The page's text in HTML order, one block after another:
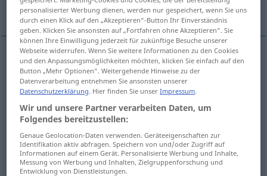
ill-assorted, unorganized -s-, disorganized -s-
disordered ungeordnetPapiere, Seiten etc
disarranged ungeordnet Papiere, Seiten etc
unarranged
personalisierter Werbung dienen, werden nur gespeichert, wenn Sie uns
durch einen Klick auf den „Akzeptieren“-Button Ihr Einverständnis
geben. Klicken Sie ansonsten auf „Fortfahren ohne Akzeptieren“. Sie
können Ihre Einwilligung jederzeit für zukünftige Besuche unserer
Webseite widerrufen. Wenn Sie weitere Informationen zu den Cookies
und den Anpassungsmöglichkeiten möchten, klicken Sie einfach auf den
Button „Mehr Optionen“. Weitergehende Hinweise zu der
Datenverarbeitung entnehmen Sie ansonsten unserer
Datenschutzerklärung. Hier finden Sie unserImpressum.
Wir und unsere Partner verarbeiten Daten, um
Folgendes bereitzustellen:
Genaue Geolocation-Daten verwenden. Geräteeigenschaften zur
Identifikation aktiv abfragen. Speichern von und/oder Zugriff auf
Informationen auf einem Gerät. Personalisierte Werbung und Inhalte,
Messung von Werbung und Inhalten, Zielgruppenforschung und
Entwicklung von Dienstleistungen.